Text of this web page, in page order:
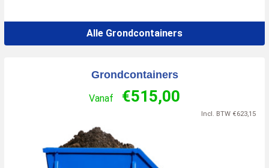
Alle Grondcontainers
Grondcontainers
Vanaf €515,00
Incl. BTW €623,15